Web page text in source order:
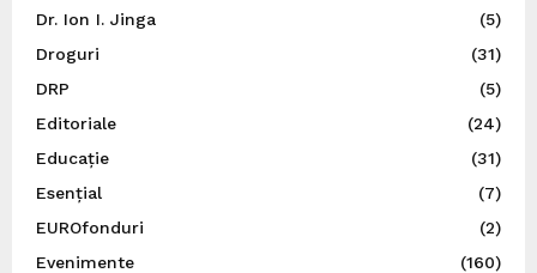
Dr. Ion I. Jinga
(5)
Droguri
(31)
DRP
(5)
Editoriale
(24)
Educație
(31)
Esențial
(7)
EUROfonduri
(2)
Evenimente
(160)